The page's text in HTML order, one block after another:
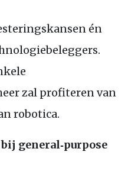
én
zal profiteren van
robotica.
general‑purpose